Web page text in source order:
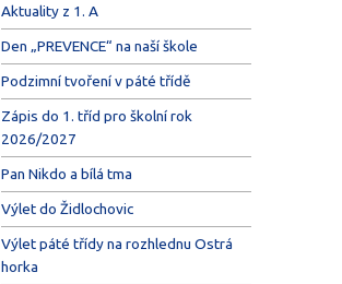
Aktuality z 1. A
Den „PREVENCE“ na naší škole
Podzimní tvoření v páté třídě
Zápis do 1. tříd pro školní rok
2026/2027
Pan Nikdo a bílá tma
Výlet do Židlochovic
Výlet páté třídy na rozhlednu Ostrá
horka